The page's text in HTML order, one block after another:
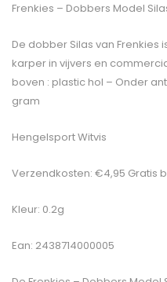
Frenkies – Dobbers Model
De dobber Silas van Frenkies
karper in vijvers en
boven : plastic hol – Onder
gram
Hengelsport Witvis
Verzendkosten: €4,95 Gratis
Kleur: 0.2g
Ean: 2438714000005